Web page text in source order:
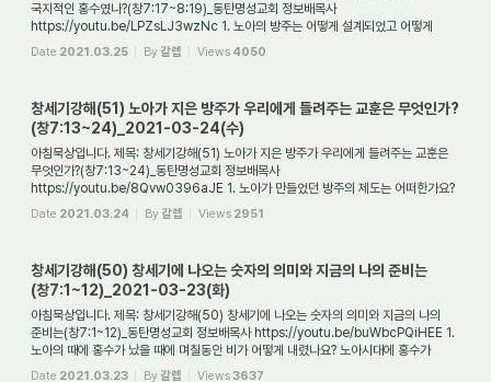
국지적인 홍수였나?(창7:17~8:19)_동탄명성교회 정보배목사
https://youtu.be/LPZsLJ3wzNc 1. 노아의 방주는 어떻게 설계되었고 어떻게
만들어졌나요? 노아가 만든 방주는 배가 아...
Date 2021.03.25 By갈렙 Views 4050
창세기강해(51) 노아가 지은 방주가 우리에게 들려주는 교훈은 무엇인가?
(창7:13~24)_2021-03-24(수)
아침묵상입니다. 제목: 창세기강해(51) 노아가 지은 방주가 우리에게 들려주는 교훈은
무엇인가?(창7:13~24)_동탄명성교회 정보배목사
https://youtu.be/8Qvw0396aJE 1. 노아가 만들었던 방주의 제도는 어떠한가요?
노아는 하나님께서 명령하신 대로 방주를 지...
Date 2021.03.24 By갈렙 Views 2951
창세기강해(50) 창세기에 나오는 숫자의 의미와 지금의 나의 준비는
(창7:1~12)_2021-03-23(화)
아침묵상입니다. 제목: 창세기강해(50) 창세기에 나오는 숫자의 의미와 지금의 나의
준비는(창7:1~12)_동탄명성교회 정보배목사 https://youtu.be/buWbcPQiHEE 1.
노아의 때에 홍수가 났을 때에 며칠동안 비가 어떻게 내렸나요? 노아시대에 홍수가
났는데, 그...
Date 2021.03.23 By갈렙 Views3637